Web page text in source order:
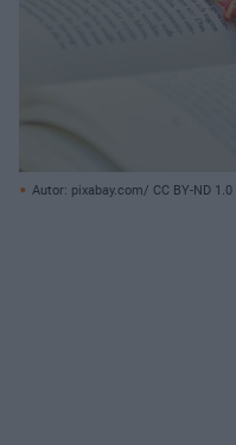
Autor: pixabay.com/ CC BY-ND 1.0